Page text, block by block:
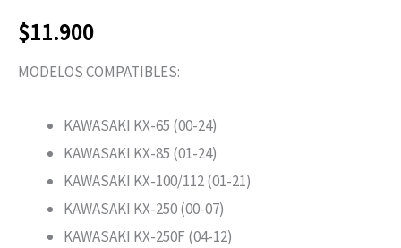
$11.900
MODELOS COMPATIBLES:
KAWASAKI KX-65 (00-24)
KAWASAKI KX-85 (01-24)
KAWASAKI KX-100/112 (01-21)
KAWASAKI KX-250 (00-07)
KAWASAKI KX-250F (04-12)